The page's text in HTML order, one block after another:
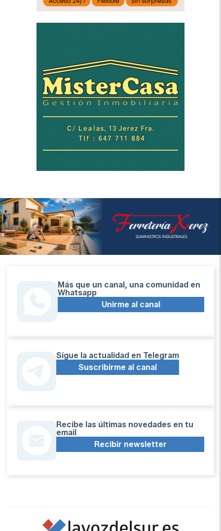
Más que un canal, una comunidad en
Whatsapp
Unirme al canal
Sígue la actualidad en Telegram
Suscribirme al canal
Recibe las últimas novedades en tu
email
Recibir newsletter